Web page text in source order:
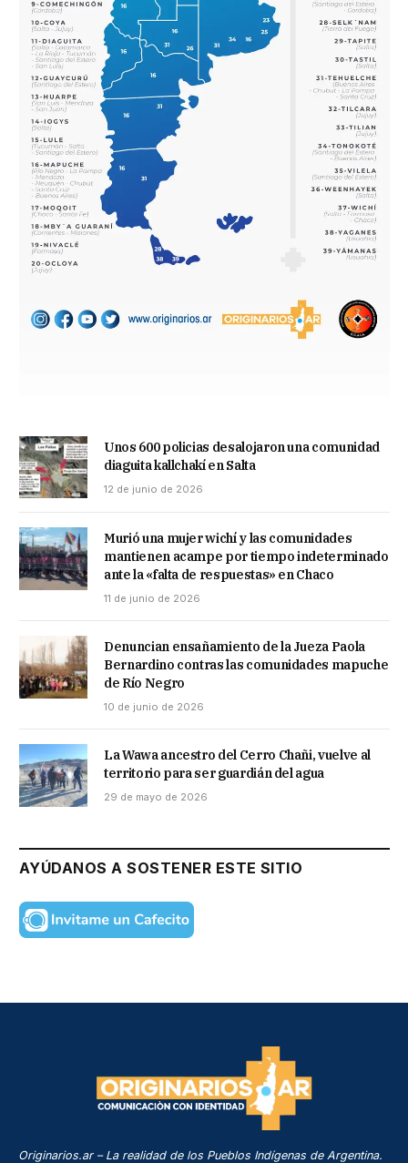
Unos 600 policias desalojaron una comunidad
diaguita kallchakí en Salta
12 de junio de 2026
Murió una mujer wichí y las comunidades
mantienen acampe por tiempo indeterminado
ante la «falta de respuestas» en Chaco
11 de junio de 2026
Denuncian ensañamiento de la Jueza Paola
Bernardino contras las comunidades mapuche
de Río Negro
10 de junio de 2026
La Wawa ancestro del Cerro Chañi, vuelve al
territorio para ser guardián del agua
29 de mayo de 2026
AYÚDANOS A SOSTENER ESTE SITIO
Originarios.ar – La realidad de los Pueblos Indígenas de Argentina.